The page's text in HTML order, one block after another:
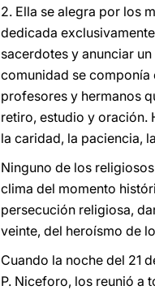
2. Ella se alegra por los
dedicada
sacerdotes y anunciar
comunidad se componía
profesores y hermanos
retiro, estudio y oración.
la caridad, la paciencia,
Ninguno de los
clima del momento
persecución religiosa,
veinte, del heroísmo de
Cuando la noche del 21
P. Niceforo, los reunió a